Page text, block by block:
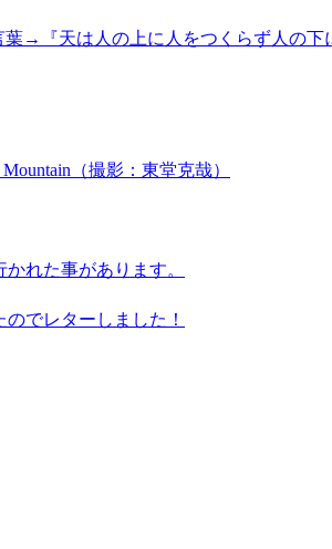
→『天は人の上に人をつくらず人の下
（撮影：東堂克哉）
れた事があります。
でレターしました！